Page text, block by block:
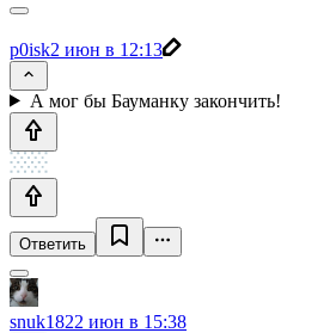
p0isk2 июн в 12:13
А мог бы Бауманку закончить!
Ответить
snuk1822 июн в 15:38